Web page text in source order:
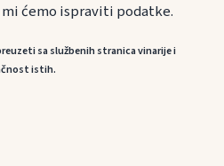
ćemo ispraviti podatke.
sa službenih stranica vinarije i
istih.